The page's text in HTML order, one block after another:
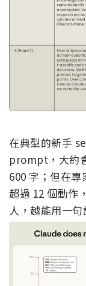
在典型的新手
prompt，大約
600 字；但在
超過 12 個動作
人，越能用一